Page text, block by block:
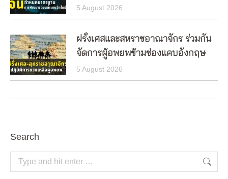
5 August 2026
ฝรั่งเศสและสหราชอาณาจักร ร่วมกัน
จัดการผู้อพยพข้ามช่องแคบอังกฤษ
5 August 2026
Search
Search: